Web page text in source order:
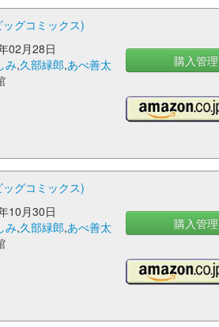
グコミックス)
02月28日
み,久部緑郎,あべ善太
購入管理
グコミックス)
10月30日
み,久部緑郎,あべ善太
購入管理